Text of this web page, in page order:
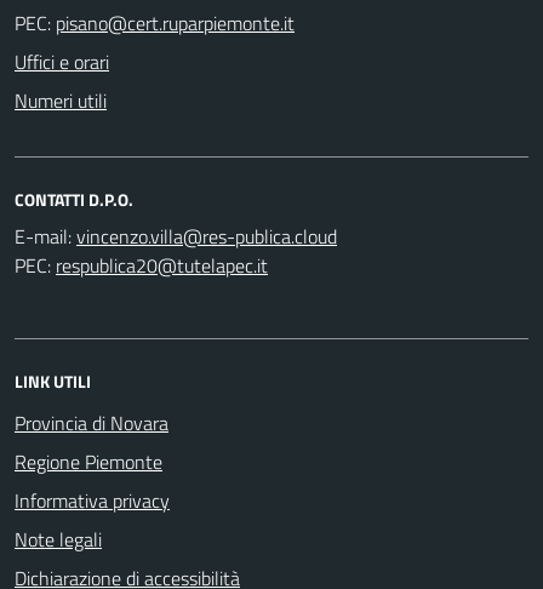
PEC:
Uffici e orari
Numeri utili
CONTATTI D.P.O.
E-mail:
PEC:
LINK UTILI
Provincia di Novara
Regione Piemonte
Informativa privacy
Note legali
Dichiarazione di accessibilità